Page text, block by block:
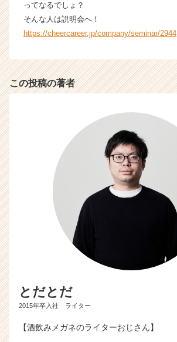
ってなるでしょ？
そんな人は説明会へ！
https://cheercareer.jp/company/seminar/2944
この投稿の著者
とだとだ
2015年卒入社 ライター
【酒飲みメガネのライターおじさん】